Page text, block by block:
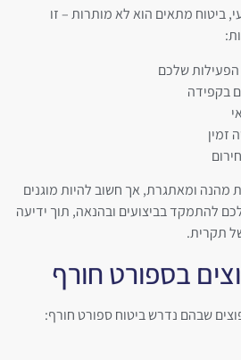
ביטוח מתאים הוא לא מותרות – זו
מהנה ומאתגרת, אך חשוב להיות מוגנים
להתמקד בביצועים ובהנאה, תוך ידיעה
תקרית.
בספורט חורף
שבהם נדרש ביטוח ספורט חורף: